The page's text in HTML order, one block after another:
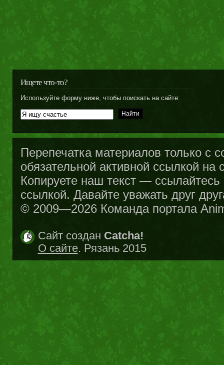
Ищете что-то?
Используйте форму ниже, чтобы поискать на сайте:
Перепечатка материалов только с
обязательной активной ссылкой на
Копируете наш текст —
ссылкой. Давайте уважать друг
© 2009—2026 Команда портала
Сайт создан Catcha!
О сайте. Рязань 2015